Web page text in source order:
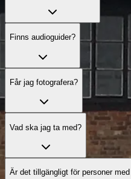
Finns audioguider?
Får jag fotografera?
Vad ska jag ta med?
Är det tillgängligt för personer